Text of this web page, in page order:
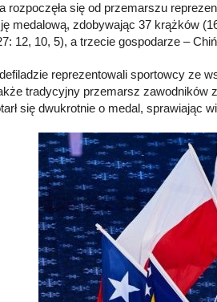
rozpoczęła się od przemarszu
medalową, zdobywając 37 krążków
12, 10, 5), a trzecie gospodarze –
reprezentowali sportowcy ze
tradycyjny przemarsz zawodników
się dwukrotnie o medal, sprawiając